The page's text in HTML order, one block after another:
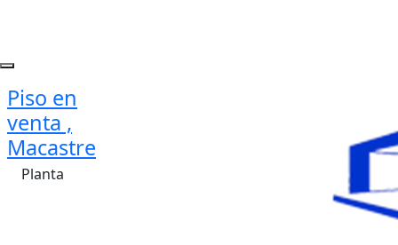
Piso en
venta ,
Macastre
Planta